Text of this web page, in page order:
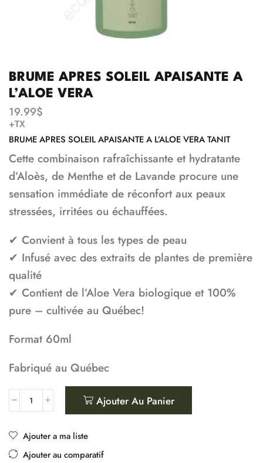
BRUME APRES SOLEIL APAISANTE A
L’ALOE VERA
19.99$
+TX
BRUME APRES SOLEIL APAISANTE A L’ALOE VERA TANIT
Cette combinaison rafraîchissante et hydratante
d’Aloès, de Menthe et de Lavande procure une
sensation immédiate de réconfort aux peaux
stressées, irritées ou échauffées.
✔ Convient à tous les types de peau
✔ Infusé avec des extraits de plantes de première
qualité
✔ Contient de l’Aloe Vera biologique et 100%
pure – cultivée au Québec!
Format 60ml
Fabriqué au Québec
Ajouter Au Panier
Ajouter a ma liste
Ajouter au comparatif